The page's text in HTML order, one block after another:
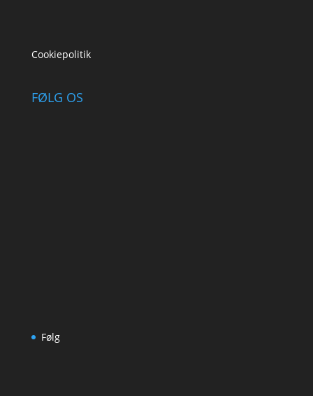
Cookiepolitik
FØLG OS
Følg